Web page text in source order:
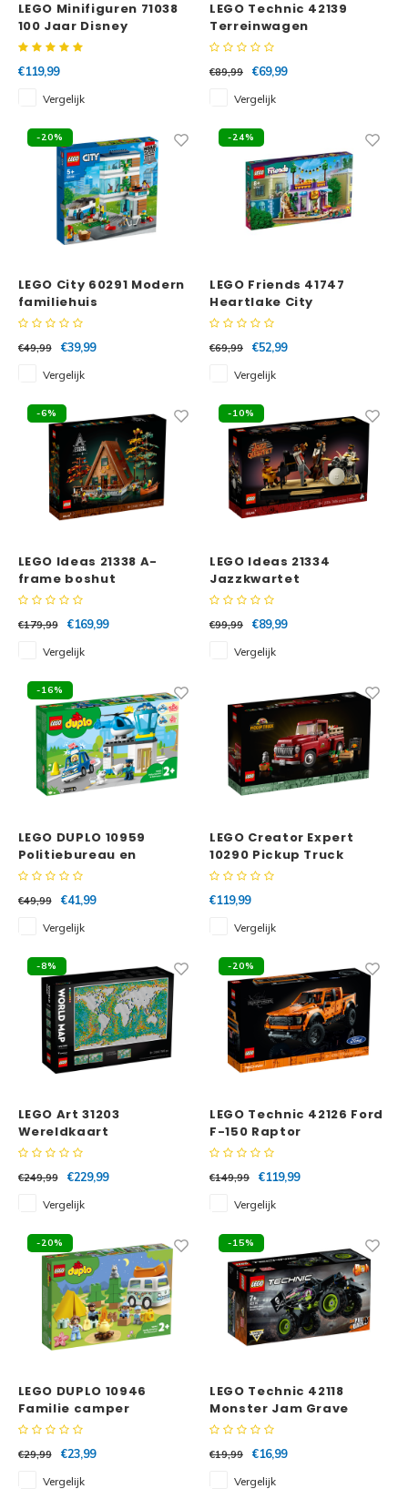
LEGO Minifiguren 71038
100 Jaar Disney
Complete Serie
€119,99
Vergelijk
LEGO Technic 42139
Terreinwagen
€89,99
€69,99
Vergelijk
-20%
LEGO City 60291 Modern
familiehuis
€49,99
€39,99
Vergelijk
-24%
LEGO Friends 41747
Heartlake City
Gemeenschappelijke
€69,99
€52,99
Vergelijk
-6%
LEGO Ideas 21338 A-
frame boshut
€179,99
€169,99
Vergelijk
-10%
LEGO Ideas 21334
Jazzkwartet
€99,99
€89,99
Vergelijk
-16%
LEGO DUPLO 10959
Politiebureau en
Helikopter
€49,99
€41,99
Vergelijk
LEGO Creator Expert
10290 Pickup Truck
€119,99
Vergelijk
-8%
LEGO Art 31203
Wereldkaart
€249,99
€229,99
Vergelijk
-20%
LEGO Technic 42126 Ford
F-150 Raptor
€149,99
€119,99
Vergelijk
-20%
LEGO DUPLO 10946
Familie camper
avonturen
€29,99
€23,99
Vergelijk
-15%
LEGO Technic 42118
Monster Jam Grave
Digger
€19,99
€16,99
Vergelijk